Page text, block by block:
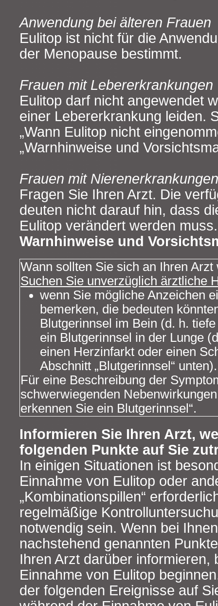
Anwendung bei älteren Frauen
Eulitop ist nicht für die
der Menopause bestimmt.
Frauen mit Lebererkrankungen
Eulitop darf nicht angewendet
einer Lebererkrankung leiden.
„Wann Eulitop nicht
„Warnhinweise und
Frauen mit Nierenerkrankungen
Fragen Sie Ihren Arzt. Die
deuten nicht darauf hin, dass
Eulitop verändert werden muss.
Warnhinweise und
Wann sollten Sie sich an Ihren Arzt
Suchen Sie unverzüglich ärztliche
wenn Sie mögliche Anzeichen
bemerken, die bedeuten
Blutgerinnsel im Bein (d. h.
ein Blutgerinnsel in der Lunge
einen Herzinfarkt oder einen
Abschnitt „Blutgerinnsel“ unten).
Für eine Beschreibung der
schwerwiegenden
erkennen Sie ein Blutgerinnsel“.
Informieren Sie Ihren Arzt,
folgenden Punkte auf Sie
In einigen Situationen ist
Einnahme von Eulitop oder
„Kombinationspillen“
regelmäßige
notwendig sein. Wenn bei
nachstehend genannten
Ihren Arzt darüber informieren,
Einnahme von Eulitop
der folgenden Ereignisse auf